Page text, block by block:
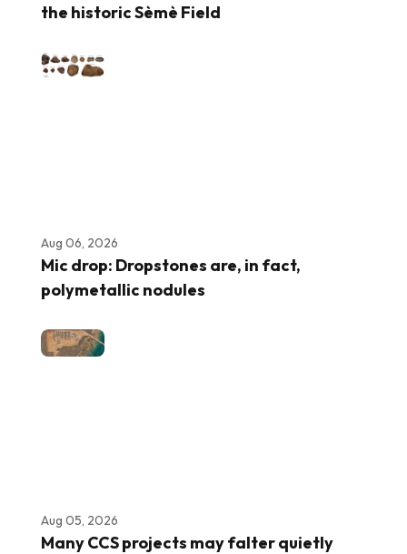
the historic Sèmè Field
Aug 06, 2026
Mic drop: Dropstones are, in fact,
polymetallic nodules
Aug 05, 2026
Many CCS projects may falter quietly